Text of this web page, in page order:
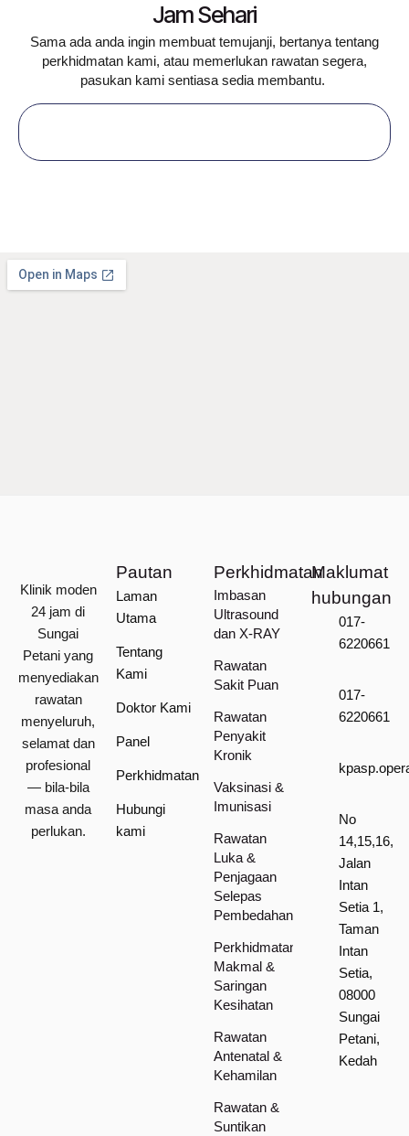
Jam Sehari
Sama ada anda ingin membuat temujanji, bertanya tentang
perkhidmatan kami, atau memerlukan rawatan segera,
pasukan kami sentiasa sedia membantu.
Klinik moden
24 jam di
Sungai
Petani yang
menyediakan
rawatan
menyeluruh,
selamat dan
profesional
— bila-bila
masa anda
perlukan.
Pautan
Laman
Utama
Tentang
Kami
Doktor Kami
Panel
Perkhidmatan
Hubungi
kami
Perkhidmatan
Imbasan
Ultrasound
dan X-RAY
Rawatan
Sakit Puan
Rawatan
Penyakit
Kronik
Vaksinasi &
Imunisasi
Rawatan
Luka &
Penjagaan
Selepas
Pembedahan
Perkhidmatan
Makmal &
Saringan
Kesihatan
Rawatan
Antenatal &
Kehamilan
Rawatan &
Suntikan
Maklumat
hubungan
017-
6220661
017-
6220661
No
14,15,16,
Jalan
Intan
Setia 1,
Taman
Intan
Setia,
08000
Sungai
Petani,
Kedah